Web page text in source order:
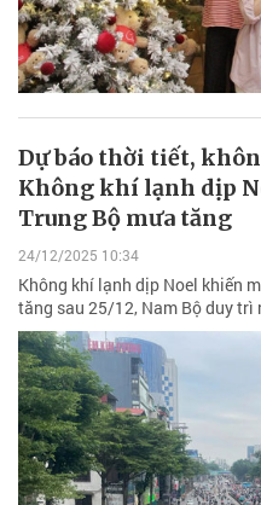
Dự báo thời tiết,
Không khí lạnh dịp
Trung Bộ mưa tăng
24/12/2025 10:34
Không khí lạnh dịp Noel khiến
tăng sau 25/12, Nam Bộ duy trì